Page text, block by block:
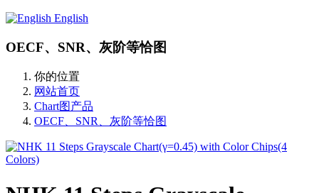
English
OECF、SNR、灰阶等恰图
你的位置
网站首页
Chart图产品
OECF、SNR、灰阶等恰图